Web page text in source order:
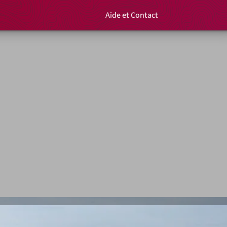
Rechercher un
Panier
Aide et Contact